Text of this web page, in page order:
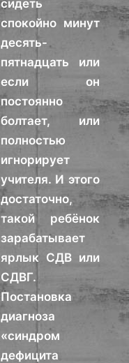
сидеть
спокойно минут
десять-
пятнадцать или
если он
постоянно
болтает, или
полностью
игнорирует
учителя. И этого
достаточно,
такой ребёнок
зарабатывает
ярлык СДВ или
СДВГ.
Постановка
диагноза
«синдром
дефицита